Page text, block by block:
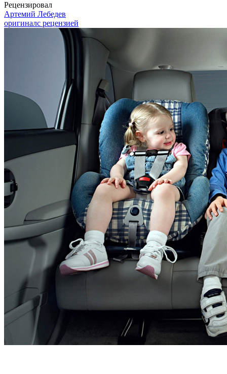
Рецензировал
Артемий Лебедев
оригиналс рецензией